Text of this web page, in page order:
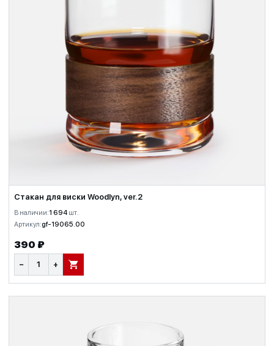
Стакан для виски Woodlyn, ver.2
В наличии:1 694 шт.
Артикул:gf-19065.00
390 ₽
− + В КОРЗИНУ